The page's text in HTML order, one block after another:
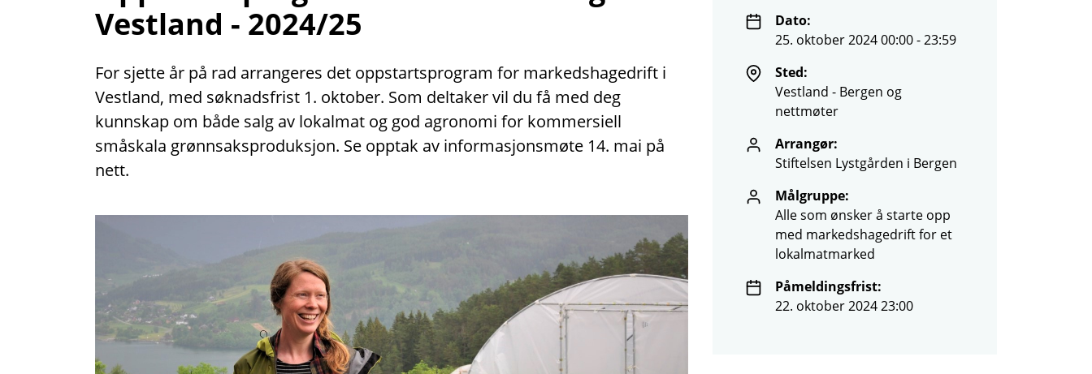
Vestland - 2024/25
For sjette år på rad arrangeres det oppstartsprogram for markedshagedrift i
Vestland, med søknadsfrist 1. oktober. Som deltaker vil du få med deg
kunnskap om både salg av lokalmat og god agronomi for kommersiell
småskala grønnsaksproduksjon. Se opptak av informasjonsmøte 14. mai på
nett.
Dato:
25. oktober 2024 00:00 - 23:59
Sted:
Vestland - Bergen og
nettmøter
Arrangør:
Stiftelsen Lystgården i Bergen
Målgruppe:
Alle som ønsker å starte opp
med markedshagedrift for et
lokalmatmarked
Påmeldingsfrist:
22. oktober 2024 23:00